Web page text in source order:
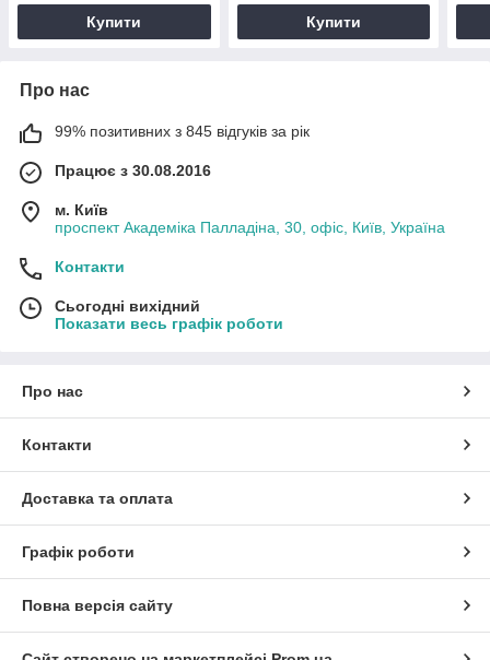
Купити Купити
Про нас
99% позитивних з 845 відгуків за рік
Працює з 30.08.2016
м. Київ
проспект Академіка Палладіна, 30, офіс, Київ, Україна
Контакти
Сьогодні вихідний
Показати весь графік роботи
Про нас
Контакти
Доставка та оплата
Графік роботи
Повна версія сайту